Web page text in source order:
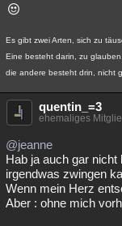
Es gibt zwei Arten, sich zu
Eine besteht darin, zu
die andere besteht drin, nicht
quentin_=3
ehemaliges
@jeanne
Hab ja auch gar
irgendwas zwingen
Wenn mein Herz
Aber : ohne mich